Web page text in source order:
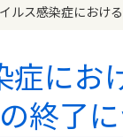
ルス感染症におけ
にお
終了